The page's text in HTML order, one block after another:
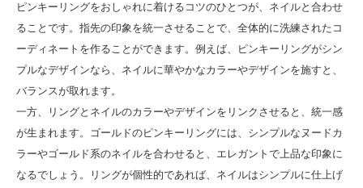
ピンキーリングをおしゃれに着けるコツのひとつが、ネイルと合わせ
ることです。指先の印象を統一させることで、全体的に洗練されたコ
ーディネートを作ることができます。例えば、ピンキーリングがシン
プルなデザインなら、ネイルに華やかなカラーやデザインを施すと、
バランスが取れます。
一方、リングとネイルのカラーやデザインをリンクさせると、統一感
が生まれます。ゴールドのピンキーリングには、シンプルなヌードカ
ラーやゴールド系のネイルを合わせると、エレガントで上品な印象に
なるでしょう。リングが個性的であれば、ネイルはシンプルに仕上げ